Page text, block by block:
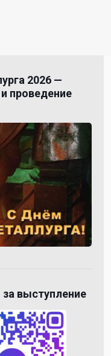
2026 —
проведение
выступление